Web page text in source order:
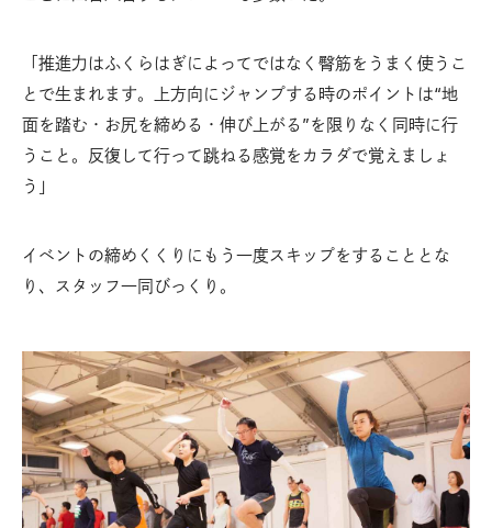
「推進力はふくらはぎによってではなく臀筋をうまく使うこ
とで生まれます。上方向にジャンプする時のポイントは“地
面を踏む・お尻を締める・伸び上がる”を限りなく同時に行
うこと。反復して行って跳ねる感覚をカラダで覚えましょ
う」
イベントの締めくくりにもう一度スキップをすることとな
り、スタッフ一同びっくり。